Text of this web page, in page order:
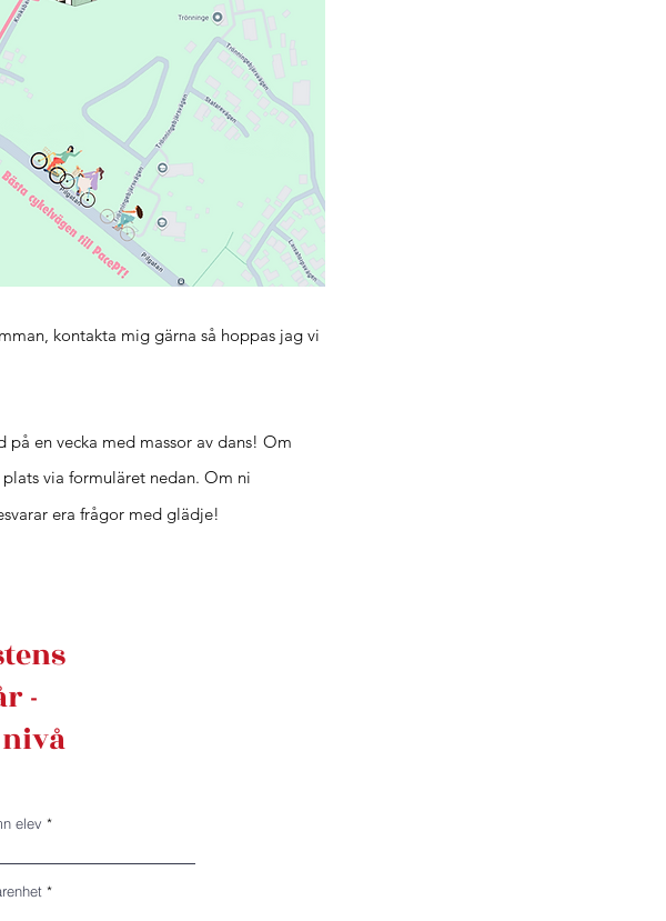
kontakta mig gärna så hoppas jag vi
en vecka med massor av dans! Om
via formuläret nedan. Om ni
era frågor med glädje!
-
elev